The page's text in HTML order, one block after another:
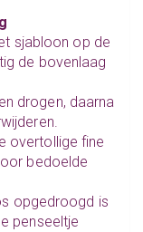
sjabloon op de
de bovenlaag
drogen, daarna
overtollige fine
bedoelde
opgedroogd is
penseeltje